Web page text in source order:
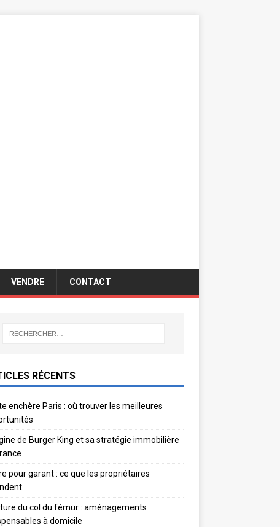
VENDRE CONTACT
RÉCENTS
enchère Paris : où trouver les meilleures
de Burger King et sa stratégie immobilière
pour garant : ce que les propriétaires
du col du fémur : aménagements
à domicile